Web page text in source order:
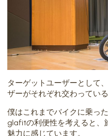
ターゲットユーザーとして
ザーがそれぞれ交わってい
僕はこれまでバイクに乗っ
glafitの利便性を考えると、
魅力に感じています。